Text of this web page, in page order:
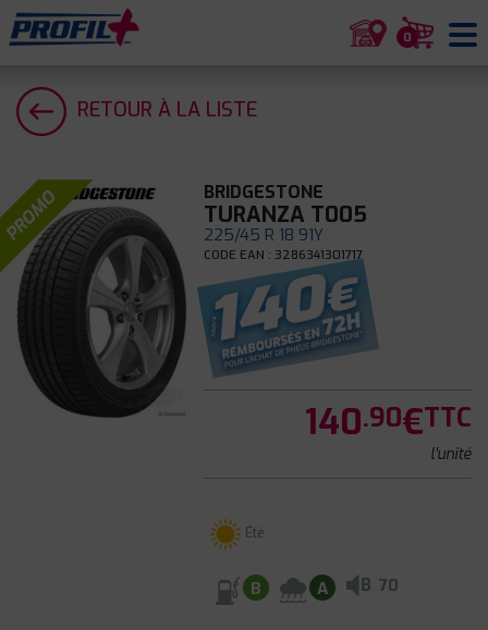
0
RETOUR À LA LISTE
PROMO BRIDGESTONE
TURANZA T005
225/45 R 18 91Y
CODE EAN : 3286341301717
140.90€TTC
l'unité
Été
B A B 70